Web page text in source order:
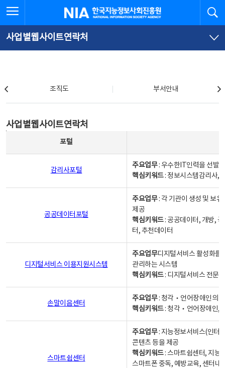
문
로
가
체
뉴
바
가
한국지능정보사회진흥원
사업별웹사이트연락처
조직도 부서안내
사업별웹사이트연락처
포털
감리사포털
주요업무: 우수한IT인력을 선발
핵심키워드: 정보시스템감리사,
공공데이터포털
주요업무: 각 기관이 생성 및 보
제공
핵심키워드: 공공데이터, 개방,
터, 추천데이터
디지털서비스 이용지원시스템
주요업무디지털서비스 활성화를
관리하는 시스템
핵심키워드: 디지털서비스 전문
손말이음센터
주요업무: 청각‧언어장애인의
핵심키워드: 청각‧언어장애인,
스마트쉼센터
주요업무: 지능정보서비스(인터
콘텐츠 등을 제공
핵심키워드: 스마트쉼센터, 지능
스마트폰 중독, 예방교육, 센터내